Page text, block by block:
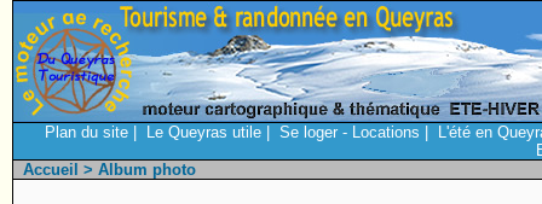
Plan du site Le Queyras utile Se loger - Locations
L'été en
Accueil > Album photo